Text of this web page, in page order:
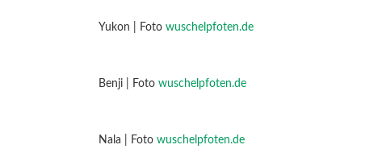
Yukon | Foto wuschelpfoten.de
Benji | Foto wuschelpfoten.de
Nala | Foto wuschelpfoten.de